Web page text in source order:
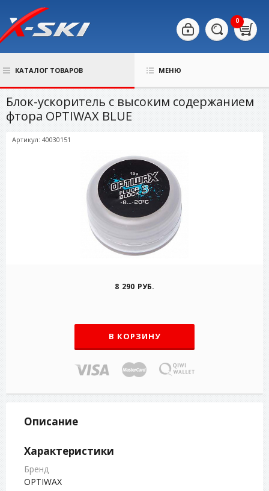
0
КАТАЛОГ ТОВАРОВ МЕНЮ
Блок-ускоритель с высоким содержанием
фтора OPTIWAX BLUE
Артикул: 40030151
8 290 РУБ.
В КОРЗИНУ
Описание
Характеристики
Бренд
OPTIWAX